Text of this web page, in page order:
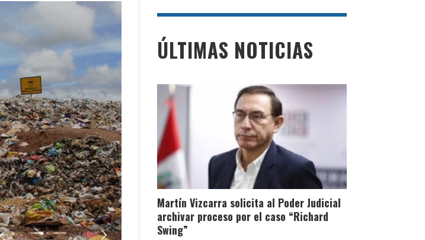
Anuncian un 85% de
avance de celdas de
basura de Huanuyo y
evalúan traslado de
residuos desde
Juliaca
Leer Más
ÚLTIMAS NOTICIAS
Martín Vizcarra solicita al Poder Judicial
archivar proceso por el caso “Richard
Swing”